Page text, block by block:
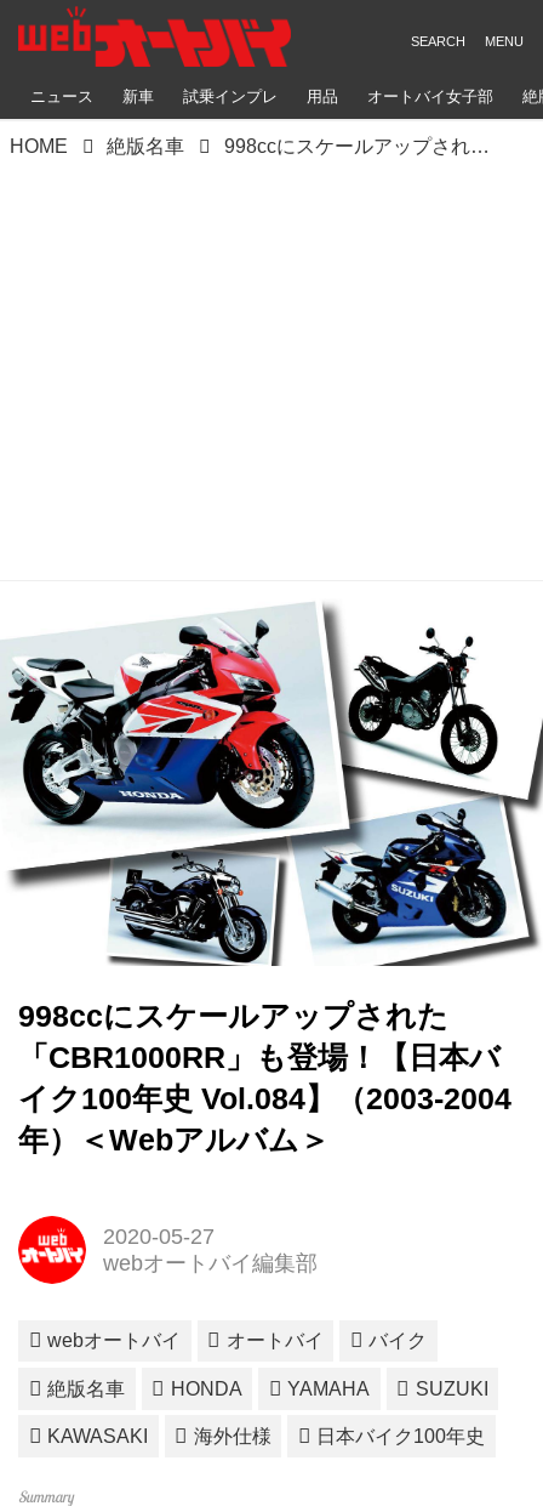
ニュース 新車 試乗インプレ 用品 オートバイ女子部 絶
HOME 絶版名車 998ccにスケールアップされた「CBR1000RR」も登場！【日本バイク100年史 Vol.084】（2003-2004年）＜Webアルバム＞
998ccにスケールアップされた
「CBR1000RR」も登場！【日本バ
イク100年史 Vol.084】（2003-2004
年）＜Webアルバム＞
2020-05-27
webオートバイ編集部
webオートバイ オートバイ バイク
絶版名車 HONDA YAMAHA SUZUKI
KAWASAKI 海外仕様 日本バイク100年史